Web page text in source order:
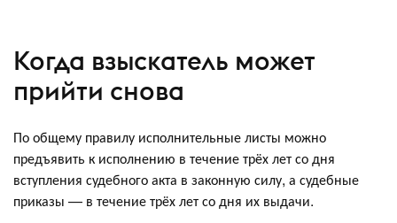
Когда взыскатель может
прийти снова
По общему правилу исполнительные листы можно
предъявить к исполнению в течение трёх лет со дня
вступления судебного акта в законную силу, а судебные
приказы — в течение трёх лет со дня их выдачи.